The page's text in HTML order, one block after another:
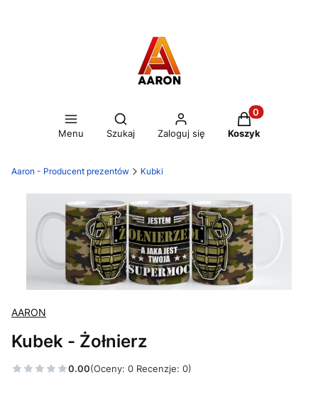
Menu
Otwórz wyszukiwarkę
Szukaj Zaloguj się
Produkty w
Koszyk
Aaron - Producent prezentów Kubki
AARON
Kubek - Żołnierz
0.00(Oceny: 0 Recenzje: 0)